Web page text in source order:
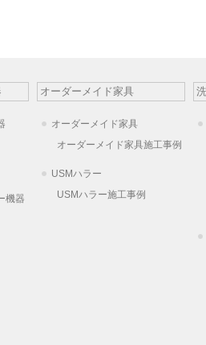
機器
オーダーメイド家具
オーダーメイド家具
オーダーメイド家具施工事例
USMハラー
USMハラー施工事例